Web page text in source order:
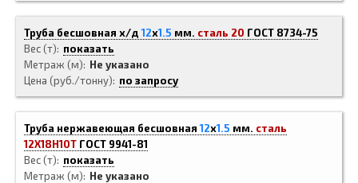
Труба бесшовная х/д12x1.5 мм. сталь 20 ГОСТ 8734-75
Вес (т)
показать
Метраж (м)
Не указано
Цена (руб./тонну)
по запросу
Труба нержавеющая бесшовная12x1.5 мм. сталь
12Х18Н10Т ГОСТ 9941-81
Вес (т)
показать
Метраж (м)
Не указано